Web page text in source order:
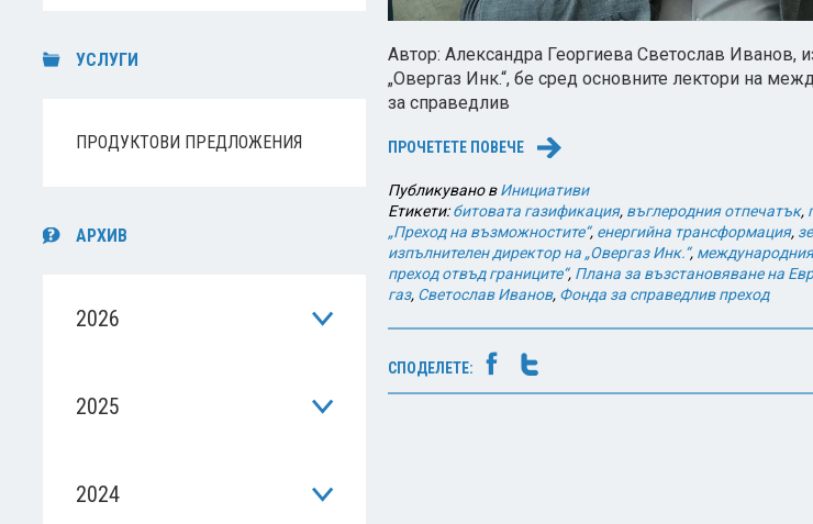
УСЛУГИ
ПРОДУКТОВИ ПРЕДЛОЖЕНИЯ
АРХИВ
2026
2025
2024
Автор: Александра Георгиева Светослав Иванов,
„Овергаз Инк.“, бе сред основните лектори на
за справедлив
ПРОЧЕТЕТЕ ПОВЕЧЕ →
Публикувано вИнициативи
Етикети:битовата газификация, въглеродния отпечатък,
„Преход на възможностите“, енергийна трансформация,
изпълнителен директор на „Овергаз Инк.“,
преход отвъд границите“, Плана за възстановяване на
газ, Светослав Иванов, Фонда за справедлив преход
СПОДЕЛЕТЕ: